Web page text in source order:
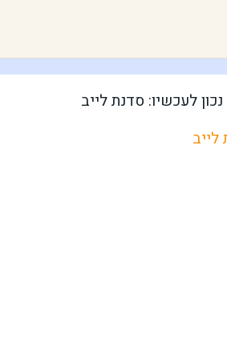
לעכשיו: סדנת לייב